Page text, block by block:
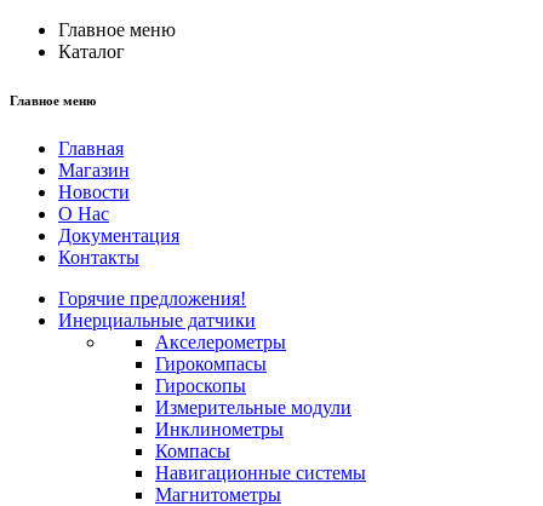
Главное меню
Каталог
Главное меню
Главная
Магазин
Новости
О Нас
Документация
Контакты
Горячие предложения!
Инерциальные датчики
Акселерометры
Гирокомпасы
Гироскопы
Измерительные модули
Инклинометры
Компасы
Навигационные системы
Магнитометры